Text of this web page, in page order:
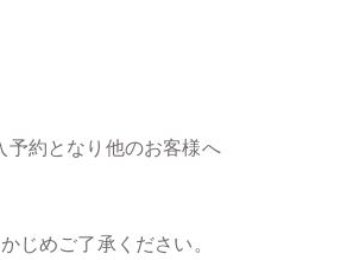
予約となり他のお客様へ
じめご了承ください。